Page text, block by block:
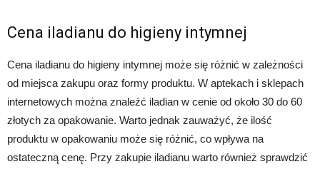
Cena iladianu do higieny intymnej
Cena iladianu do higieny intymnej może się różnić w zależności
od miejsca zakupu oraz formy produktu. W aptekach i sklepach
internetowych można znaleźć iladian w cenie od około 30 do 60
złotych za opakowanie. Warto jednak zauważyć, że ilość
produktu w opakowaniu może się różnić, co wpływa na
ostateczną cenę. Przy zakupie iladianu warto również sprawdzić